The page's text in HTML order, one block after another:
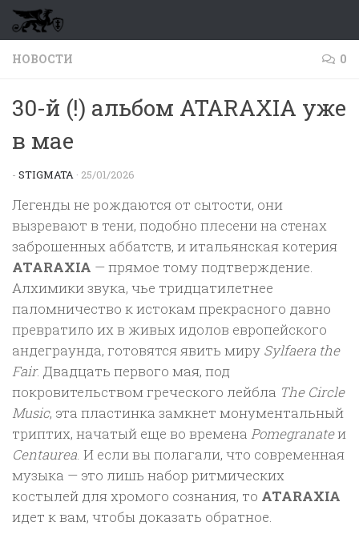
Перейти к содержимому
НОВОСТИ 0
30-й (!) альбом ATARAXIA уже
в мае
- STIGMATA · 25/01/2026
Легенды не рождаются от сытости, они
вызревают в тени, подобно плесени на стенах
заброшенных аббатств, и итальянская котерия
ATARAXIA — прямое тому подтверждение.
Алхимики звука, чье тридцатилетнее
паломничество к истокам прекрасного давно
превратило их в живых идолов европейского
андеграунда, готовятся явить миру Sylfaera the
Fair. Двадцать первого мая, под
покровительством греческого лейбла The Circle
Music, эта пластинка замкнет монументальный
триптих, начатый еще во времена Pomegranateи
Centaurea. И если вы полагали, что современная
музыка — это лишь набор ритмических
костылей для хромого сознания, то ATARAXIA
идет к вам, чтобы доказать обратное.